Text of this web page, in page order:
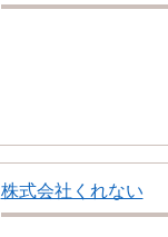
株式会社くれない